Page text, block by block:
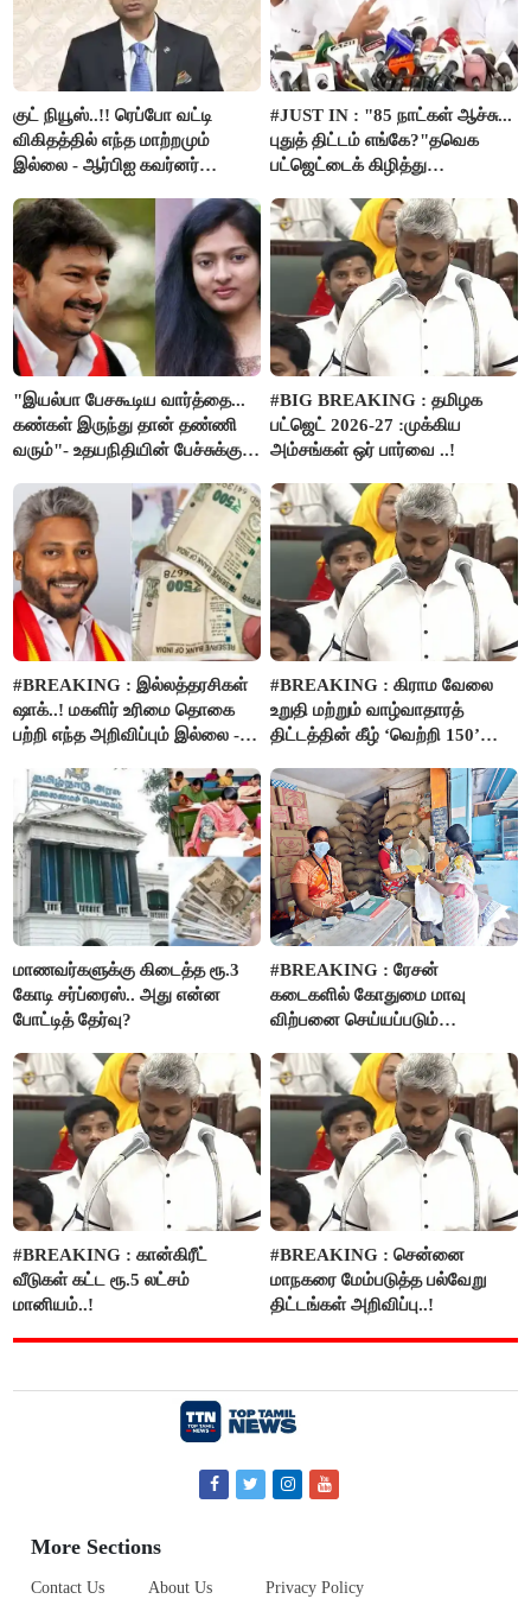
குட் நியூஸ்..!! ரெப்போ வட்டி
விகிதத்தில் எந்த மாற்றமும்
இல்லை - ஆர்பிஐ கவர்னர்
#JUST IN : "85 நாட்கள் ஆச்சு...
புதுத் திட்டம் எங்கே?"தவெக
பட்ஜெட்டைக் கிழித்து
"இயல்பா பேசகூடிய வார்த்தை...
கண்கள் இருந்து தான் தண்ணி
வரும்"- உதயநிதியின் பேச்சுக்கு
#BIG BREAKING : தமிழக
பட்ஜெட் 2026-27 :முக்கிய
அம்சங்கள் ஒர் பார்வை ..!
#BREAKING : இல்லத்தரசிகள்
ஷாக்..! மகளிர் உரிமை தொகை
பற்றி எந்த அறிவிப்பும் இல்லை -
#BREAKING : கிராம வேலை
உறுதி மற்றும் வாழ்வாதாரத்
திட்டத்தின் கீழ் ‘வெற்றி 150’
மாணவர்களுக்கு கிடைத்த ரூ.3
கோடி சர்ப்ரைஸ்.. அது என்ன
போட்டித் தேர்வு?
#BREAKING : ரேசன்
கடைகளில் கோதுமை மாவு
விற்பனை செய்யப்படும்
#BREAKING : கான்கிரீட்
வீடுகள் கட்ட ரூ.5 லட்சம்
மானியம்..!
#BREAKING : சென்னை
மாநகரை மேம்படுத்த பல்வேறு
திட்டங்கள் அறிவிப்பு..!
More Sections
Contact Us About Us Privacy Policy